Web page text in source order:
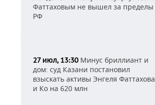
Фаттаховым не вышел за пределы
РФ
27 июл, 13:30Минус бриллиант и
дом: суд Казани постановил
взыскать активы Энгеля Фаттахова
и Ко на 620 млн